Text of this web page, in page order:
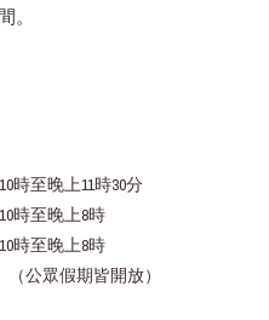
。
時至晚上11時30分
時至晚上8時
時至晚上8時
（公眾假期皆開放）